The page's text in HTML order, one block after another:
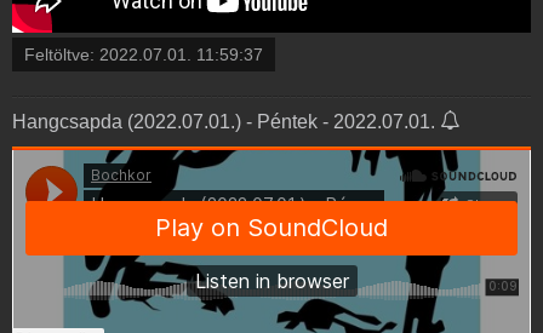
Feltöltve: 2022.07.01. 11:59:37
Hangcsapda (2022.07.01.) - Péntek - 2022.07.01.